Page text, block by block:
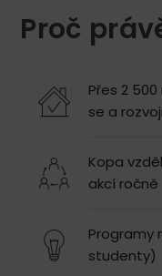
Proč
Přes 2
se a rozvoji
Kopa
akcí ročně
Programy
studenty)